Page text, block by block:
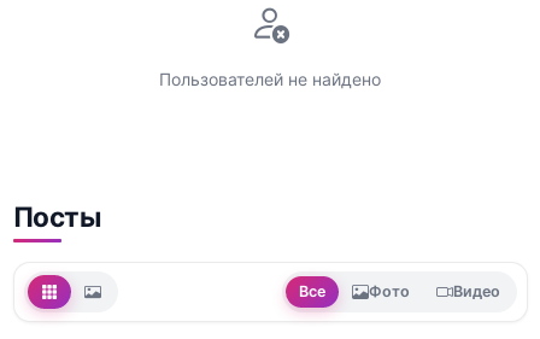
Пользователей не найдено
Посты
Все Фото Видео